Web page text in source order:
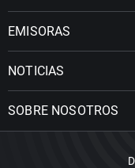
EMISORAS
NOTICIAS
SOBRE NOSOTROS